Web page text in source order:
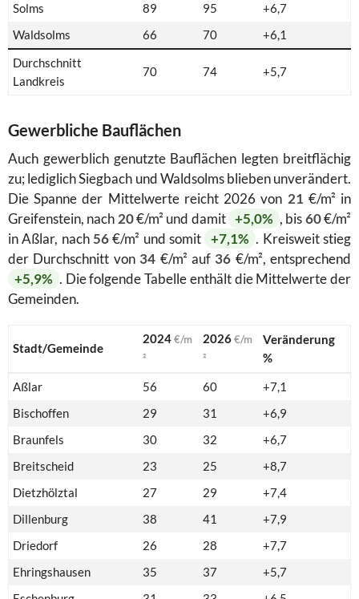
Solms 89 95
+6,7
Waldsolms
66 70
+6,1
Durchschnitt
Landkreis
70 74 +5,7
Gewerbliche Bauflächen
Auch gewerblich genutzte Bauflächen legten breitflächig
zu; lediglich Siegbach und Waldsolms blieben unverändert.
Die Spanne der Mittelwerte reicht 2026 von 21 €/m² in
Greifenstein, nach 20€/m² und damit +5,0% , bis60€/m²
in Aßlar, nach56€/m² und somit +7,1% . Kreisweit stieg
der Durchschnitt von 34 €/m² auf 36 €/m², entsprechend
+5,9% . Die folgende Tabelle enthält die Mittelwerte der
Gemeinden.
Stadt/Gemeinde
2024€/m
²
2026€/m
²
Veränderung
%
Aßlar
56 60
+7,1
Bischoffen
29 31
+6,9
Braunfels
30 32
+6,7
Breitscheid
23 25
+8,7
Dietzhölztal
27 29
+7,4
Dillenburg
38 41
+7,9
Driedorf
26 28
+7,7
Ehringshausen
35 37
+5,7